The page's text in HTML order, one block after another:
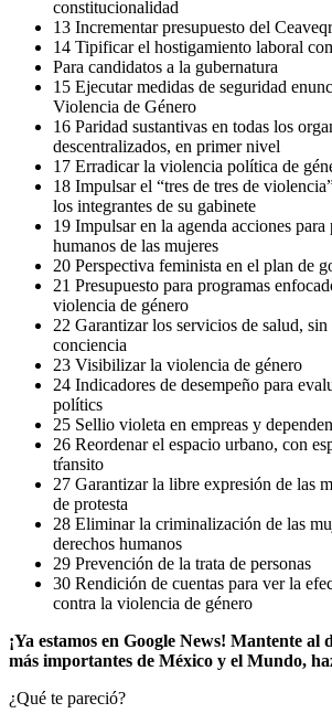
constitucionalidad
13 Incrementar presupuesto del
14 Tipificar el hostigamiento laboral
Para candidatos a la gubernatura
15 Ejecutar medidas de seguridad
Violencia de Género
16 Paridad sustantivas en todas los
descentralizados, en primer nivel
17 Erradicar la violencia política de
18 Impulsar el “tres de tres de
los integrantes de su gabinete
19 Impulsar en la agenda acciones
humanos de las mujeres
20 Perspectiva feminista en el plan de
21 Presupuesto para programas
violencia de género
22 Garantizar los servicios de salud,
conciencia
23 Visibilizar la violencia de género
24 Indicadores de desempeño para
polítics
25 Sellio violeta en empreas y
26 Reordenar el espacio urbano, con
tŕansito
27 Garantizar la libre expresión de las
de protesta
28 Eliminar la criminalización de las
derechos humanos
29 Prevención de la trata de personas
30 Rendición de cuentas para ver la
contra la violencia de género
¡Ya estamos en Google News! Mantente al
más importantes de México y el Mundo,
¿Qué te pareció?